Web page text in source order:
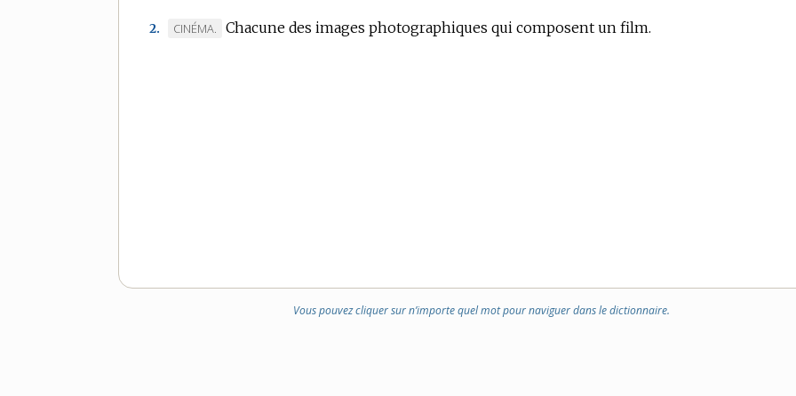
:
2.
MARQUE
CINÉMA. Chacune des images photographiques qui composent un film.
Vous pouvez cliquer sur n’importe quel mot pour naviguer dans le dictionnaire.